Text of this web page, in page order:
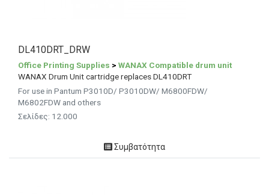
DL410DRT_DRW
Office Printing Supplies > WANAX Compatible drum unit
WANAX Drum Unit cartridge replaces DL410DRT
For use in Pantum P3010D/ P3010DW/ M6800FDW/
M6802FDW and others
Σελίδες: 12.000
Συμβατότητα